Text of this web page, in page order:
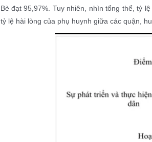
Bè đạt 95,97%. Tuy nhiên, nhìn tổng thể, tỷ
tỷ lệ hài lòng của phụ huynh giữa các quận,